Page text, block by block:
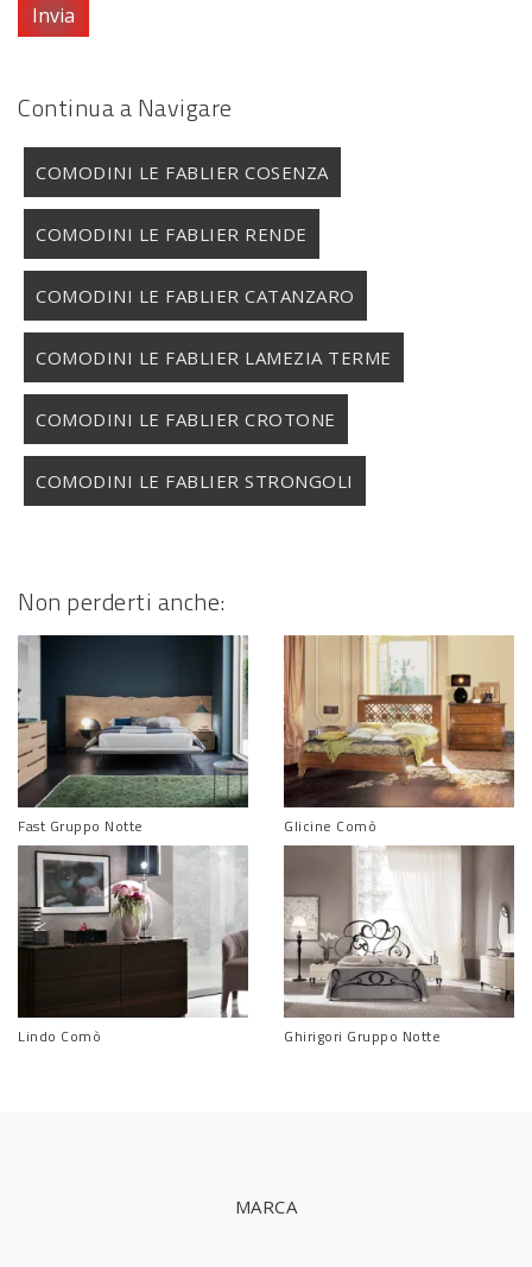
Invia
Continua a Navigare
COMODINI LE FABLIER COSENZA
COMODINI LE FABLIER RENDE
COMODINI LE FABLIER CATANZARO
COMODINI LE FABLIER LAMEZIA TERME
COMODINI LE FABLIER CROTONE
COMODINI LE FABLIER STRONGOLI
Non perderti anche:
Fast Gruppo Notte Glicine Comò
Lindo Comò Ghirigori Gruppo Notte
MARCA